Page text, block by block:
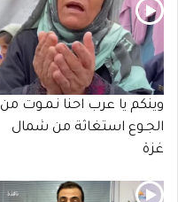
وينكم يا عرب احنا نـمـوت من
الجـوع استغاثة من شمال
غزة